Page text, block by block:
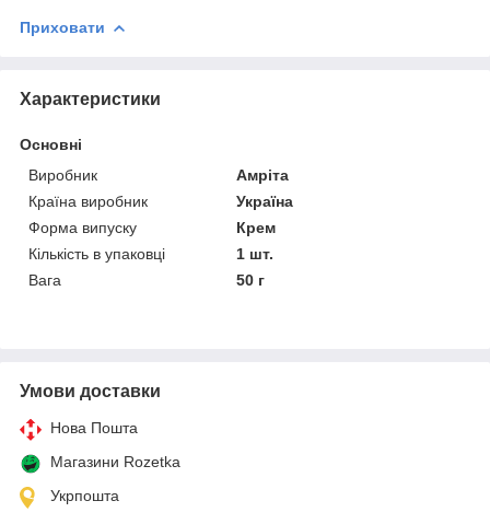
Приховати
Характеристики
Основні
Виробник
Амріта
Країна виробник
Україна
Форма випуску
Крем
Кількість в упаковці
1 шт.
Вага
50 г
Умови доставки
Нова Пошта
Магазини Rozetka
Укрпошта